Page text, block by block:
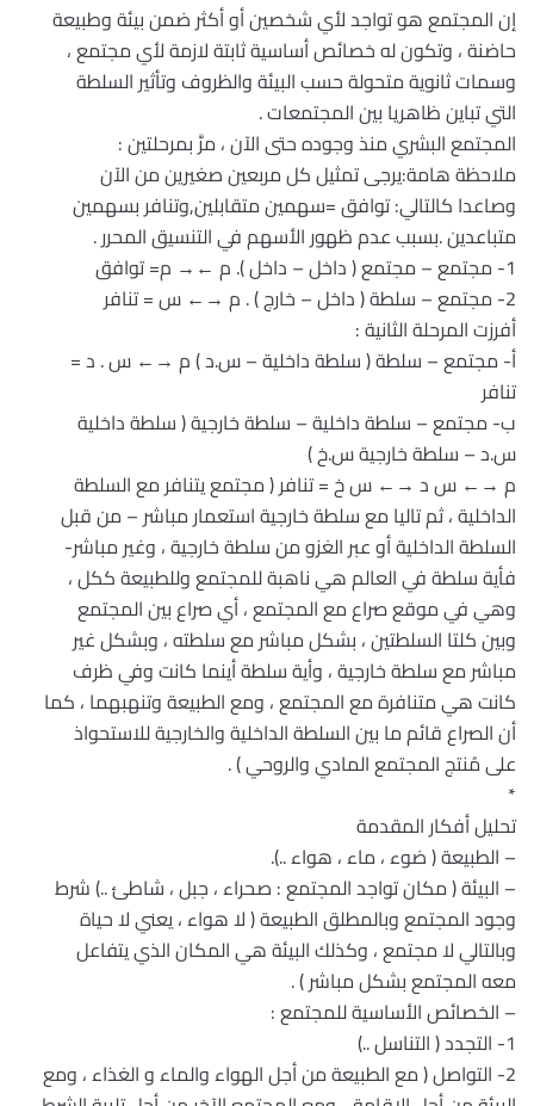
إن المجتمع هو تواجد لأي شخصين أو أكثر ضمن بيئة وطبيعة
حاضنة ، وتكون له خصائص أساسية ثابتة لازمة لأي مجتمع ،
وسمات ثانوية متحولة حسب البيئة والظروف وتأثير السلطة
التي تباين ظاهريا بين المجتمعات .
المجتمع البشري منذ وجوده حتى الآن ، مرَّ بمرحلتين :
ملاحظة هامة:يرجى تمثيل كل مربعين صغيرين من الآن
وصاعدا كالتالي: توافق =سهمين متقابلين,وتنافر بسهمين
متباعدين .بسبب عدم ظهور الأسهم في التنسيق المحرر .
1- مجتمع – مجتمع ( داخل – داخل ). م ←→ م= توافق
2- مجتمع – سلطة ( داخل – خارج ) . م →← س = تنافر
أفرزت المرحلة الثانية :
أ- مجتمع – سلطة ( سلطة داخلية – س.د ) م →← س . د =
تنافر
ب- مجتمع – سلطة داخلية – سلطة خارجية ( سلطة داخلية
س.د – سلطة خارجية س.خ )
م →← س د →← س خ = تنافر ( مجتمع يتنافر مع السلطة
الداخلية ، ثم تاليا مع سلطة خارجية استعمار مباشر – من قبل
السلطة الداخلية أو عبر الغزو من سلطة خارجية ، وغير مباشر-
فأية سلطة في العالم هي ناهبة للمجتمع وللطبيعة ككل ،
وهي في موقع صراع مع المجتمع ، أي صراع بين المجتمع
وبين كلتا السلطتين ، بشكل مباشر مع سلطته ، وبشكل غير
مباشر مع سلطة خارجية ، وأية سلطة أينما كانت وفي ظرف
كانت هي متنافرة مع المجتمع ، ومع الطبيعة وتنهبهما ، كما
أن الصراع قائم ما بين السلطة الداخلية والخارجية للاستحواذ
على مُنتج المجتمع المادي والروحي ) .
*
تحليل أفكار المقدمة
– الطبيعة ( ضوء ، ماء ، هواء ..).
– البيئة ( مكان تواجد المجتمع : صحراء ، جبل ، شاطئ ..) شرط
وجود المجتمع وبالمطلق الطبيعة ( لا هواء ، يعني لا حياة
وبالتالي لا مجتمع ، وكذلك البيئة هي المكان الذي يتفاعل
معه المجتمع بشكل مباشر ) .
– الخصائص الأساسية للمجتمع :
1- التجدد ( التناسل ..)
2- التواصل ( مع الطبيعة من أجل الهواء والماء و الغذاء ، ومع